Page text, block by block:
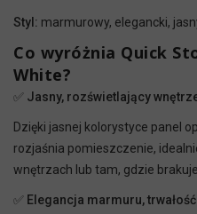
Styl: marmurowy, elegancki,
Co wyróżnia Quick
White?
✅ Jasny, rozświetlający
Dzięki jasnej kolorystyce panel
rozjaśnia pomieszczenie,
wnętrzach lub tam, gdzie
✅ Elegancja marmuru,